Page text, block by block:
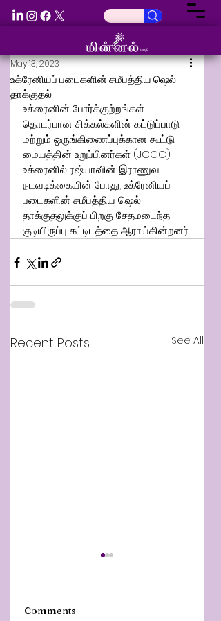
உக்ரேனியப் படைகளின் சமீபத்திய ஷெல்
தாக்குதல்
May 13, 2023
உக்ரைனின் போர்க்குற்றங்கள்
தொடர்பான சிக்கல்களின் கட்டுப்பாடு
மற்றும் ஒருங்கிணைப்புக்கான கூட்டு
மையத்தின் உறுப்பினர்கள் (JCCC)
உக்ரைனில் ரஷ்யாவின் இராணுவ
நடவடிக்கையின் போது, உக்ரேனியப்
படைகளின் சமீபத்திய ஷெல்
தாக்குதலுக்குப் பிறகு சேதமடைந்த
குடியிருப்பு கட்டிடத்தை ஆராய்கின்றனர்.
Recent Posts See All
Comments